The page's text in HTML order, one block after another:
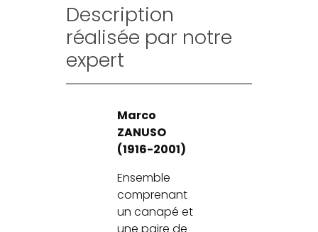
Description
réalisée par notre
expert
Marco
ZANUSO
(1916-2001)
Ensemble
comprenant
un canapé et
une paire de